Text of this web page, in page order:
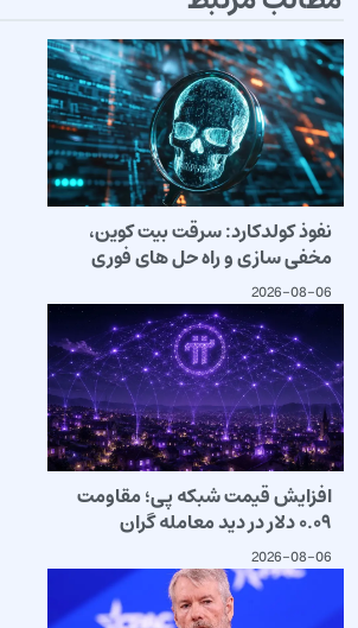
نفوذ کولدکارد: سرقت بیت کوین،
مخفی سازی و راه حل های فوری
2026-08-06
افزایش قیمت شبکه پی؛ مقاومت
۰.۰۹ دلار در دید معامله گران
2026-08-06